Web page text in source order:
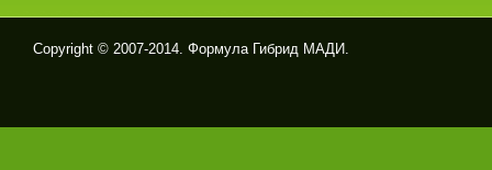
Copyright © 2007-2014. Формула Гибрид МАДИ.